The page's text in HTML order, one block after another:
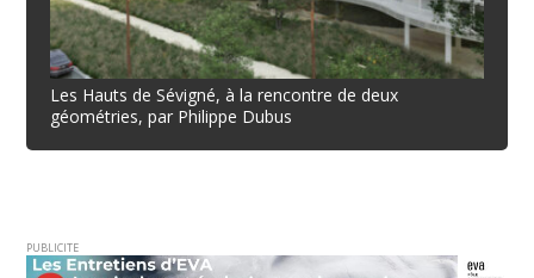
Les Hauts de Sévigné, à la rencontre de deux
géométries, par Philippe Dubus
PUBLICITE